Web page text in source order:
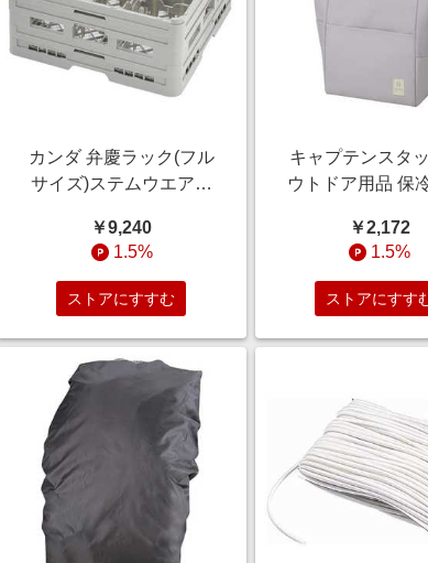
カンダ 弁慶ラック(フル
サイズ)ステムウエアー
￥9,240
1.5%
ストアにすすむ
キャプテンスタ
ウトドア用品 保
バッグ ブルーム/
ルグレー UT-
￥2,172
1.5%
ストアにすす